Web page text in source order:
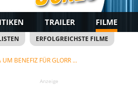
TRAILER FILME
ERFOLGREICHSTE FILME
BENEFIZ FÜR GLORR ...
Anzeige